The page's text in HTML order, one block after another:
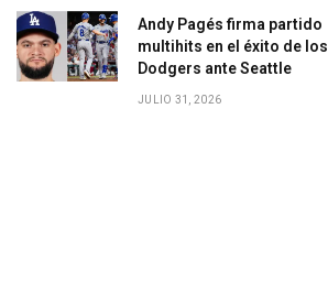
Andy Pagés firma partido
multihits en el éxito de los
Dodgers ante Seattle
JULIO 31, 2026